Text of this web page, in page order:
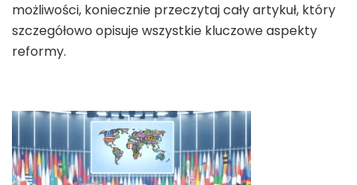
możliwości, koniecznie przeczytaj cały artykuł, który
szczegółowo opisuje wszystkie kluczowe aspekty
reformy.